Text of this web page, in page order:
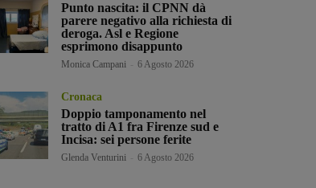
Punto nascita: il CPNN dà
parere negativo alla richiesta di
deroga. Asl e Regione
esprimono disappunto
Monica Campani 6 Agosto 2026
Cronaca
Doppio tamponamento nel
tratto di A1 fra Firenze sud e
Incisa: sei persone ferite
Glenda Venturini 6 Agosto 2026